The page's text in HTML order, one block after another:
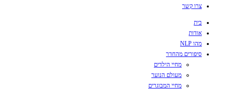
צרו קשר
בית
אודות
מהו NLP
סיפורים מהחדר
מחיי הילדים
מעולם הנוער
מחיי המבוגרים